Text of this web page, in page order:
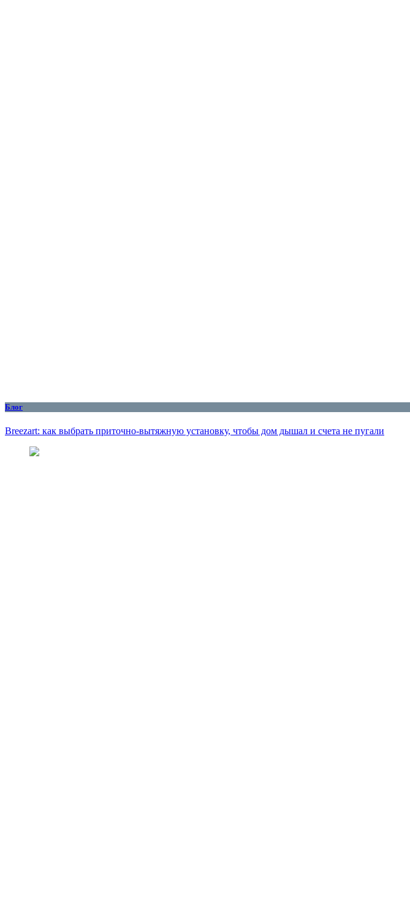
Блог
Breezart: как выбрать приточно-вытяжную установку, чтобы дом дышал и счета не пугали